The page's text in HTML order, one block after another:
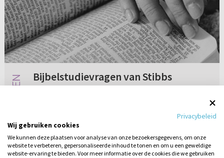
Bijbelstudievragen van Stibbs
gebruiken we liever niet. Zijn de studievragen
bij de Bijbel van M. Stibbs goed te gebruiken?
Of is dit een te v...
Geen reacties 01-07-2025
Privacybeleid
Wij gebruiken cookies
We kunnen deze plaatsen voor analyse van onze bezoekersgegevens, om onze
website te verbeteren, gepersonaliseerde inhoud te tonen en om u een geweldige
website-ervaring te bieden. Voor meer informatie over de cookies die we gebruiken